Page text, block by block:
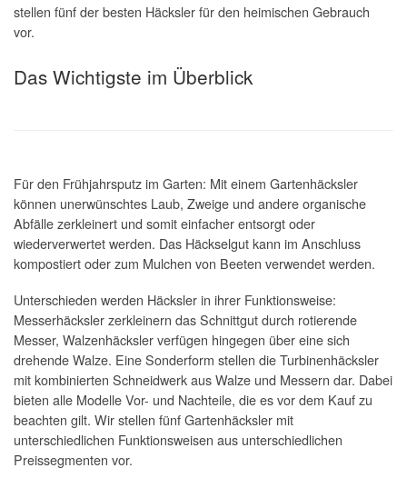
stellen fünf der besten Häcksler für den heimischen Gebrauch
vor.
Das Wichtigste im Überblick
Für den Frühjahrsputz im Garten: Mit einem Gartenhäcksler
können unerwünschtes Laub, Zweige und andere organische
Abfälle zerkleinert und somit einfacher entsorgt oder
wiederverwertet werden. Das Häckselgut kann im Anschluss
kompostiert oder zum Mulchen von Beeten verwendet werden.
Unterschieden werden Häcksler in ihrer Funktionsweise:
Messerhäcksler zerkleinern das Schnittgut durch rotierende
Messer, Walzenhäcksler verfügen hingegen über eine sich
drehende Walze. Eine Sonderform stellen die Turbinenhäcksler
mit kombinierten Schneidwerk aus Walze und Messern dar. Dabei
bieten alle Modelle Vor- und Nachteile, die es vor dem Kauf zu
beachten gilt. Wir stellen fünf Gartenhäcksler mit
unterschiedlichen Funktionsweisen aus unterschiedlichen
Preissegmenten vor.